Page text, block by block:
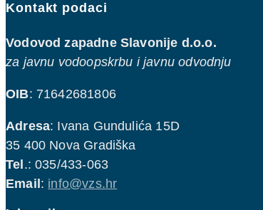
Kontakt podaci
Vodovod zapadne Slavonije d.o.o.
za javnu vodoopskrbu i javnu odvodnju
OIB: 71642681806
Adresa: Ivana Gundulića 15D
35 400 Nova Gradiška
Tel.: 035/433-063
Email: info@vzs.hr